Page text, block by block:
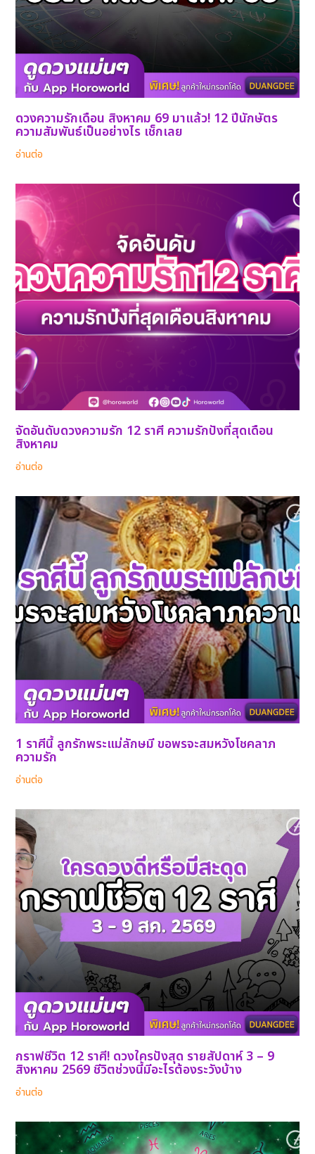
ดวงความรักเดือน สิงหาคม 69 มาแล้ว! 12 ปีนักษัตร
ความสัมพันธ์เป็นอย่างไร เช็กเลย
อ่านต่อ
จัดอันดับดวงความรัก 12 ราศี ความรักปังที่สุดเดือน
สิงหาคม
อ่านต่อ
1 ราศีนี้ ลูกรักพระแม่ลักษมี ขอพรจะสมหวังโชคลาภ
ความรัก
อ่านต่อ
กราฟชีวิต 12 ราศี! ดวงใครปังสุด รายสัปดาห์ 3 – 9
สิงหาคม 2569 ชีวิตช่วงนี้มีอะไรต้องระวังบ้าง
อ่านต่อ